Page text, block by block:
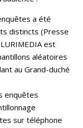
a été
distincts (Presse
est
aléatoires
au Grand-duché
enquêtes
sur téléphone